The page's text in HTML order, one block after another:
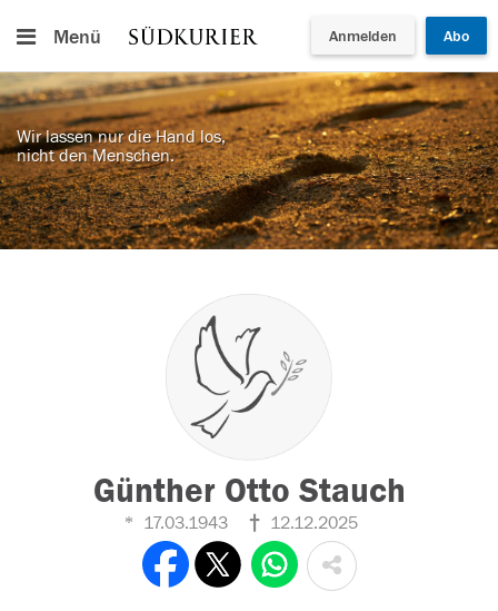
Menü Anmelden Abo
Wir lassen nur die Hand los,
nicht den Menschen.
Günther Otto Stauch
17.03.1943 12.12.2025